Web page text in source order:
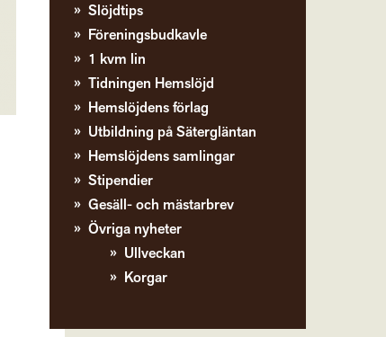
Slöjdtips
Föreningsbudkavle
1 kvm lin
Tidningen Hemslöjd
Hemslöjdens förlag
Utbildning på Sätergläntan
Hemslöjdens samlingar
Stipendier
Gesäll- och mästarbrev
Övriga nyheter
Ullveckan
Korgar